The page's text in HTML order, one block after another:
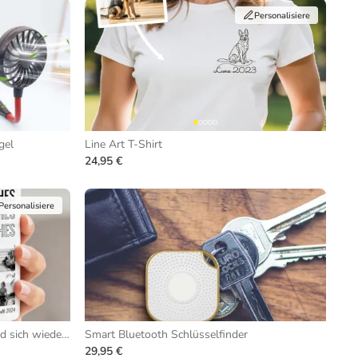
Personalisiere
Line Art T-Shirt
24,95 €
Tasse mit Schwarz-Weiß-Fotos und sich wiederholendem Text
Smart Bluetooth Schlüsselfinder
29,95 €